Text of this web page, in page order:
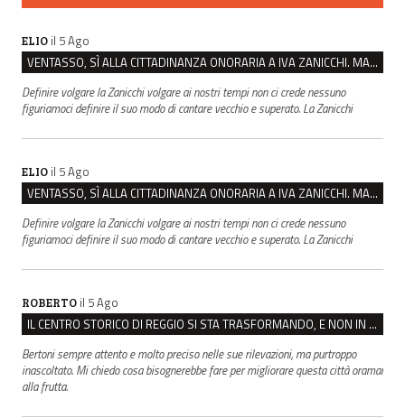
ELIO il 5 Ago
VENTASSO, SÌ ALLA CITTADINANZA ONORARIA A IVA ZANICCHI. MA BARGIACCHI: “È DI PESSIMO GUSTO”
Definire volgare la Zanicchi volgare ai nostri tempi non ci crede nessuno
figuriamoci definire il suo modo di cantare vecchio e superato. La Zanicchi
ELIO il 5 Ago
VENTASSO, SÌ ALLA CITTADINANZA ONORARIA A IVA ZANICCHI. MA BARGIACCHI: “È DI PESSIMO GUSTO”
Definire volgare la Zanicchi volgare ai nostri tempi non ci crede nessuno
figuriamoci definire il suo modo di cantare vecchio e superato. La Zanicchi
ROBERTO il 5 Ago
IL CENTRO STORICO DI REGGIO SI STA TRASFORMANDO, E NON IN MEGLIO
Bertoni sempre attento e molto preciso nelle sue rilevazioni, ma purtroppo
inascoltato. Mi chiedo cosa bisognerebbe fare per migliorare questa città oramai
alla frutta.